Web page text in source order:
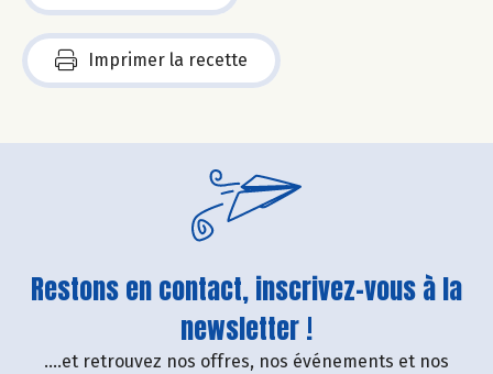
Imprimer la recette
Restons en contact, inscrivez-vous à la
newsletter !
....et retrouvez nos offres, nos événements et nos